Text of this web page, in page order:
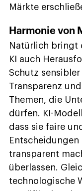
Märkte
Harmonie von
Natürlich bringt
KI auch
Schutz
Transparenz
Themen, die
dürfen. KI-
dass sie faire
transparent
überlassen.
technologische